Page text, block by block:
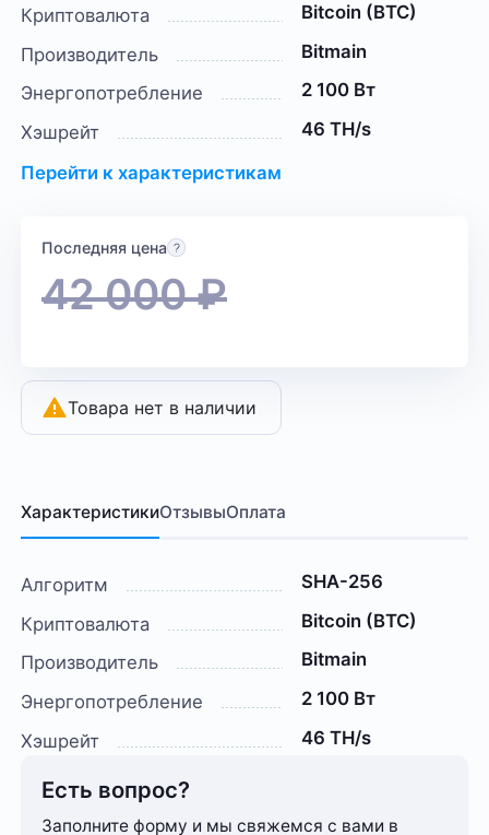
Криптовалюта
Bitcoin (BTC)
Производитель
Bitmain
Энергопотребление
2 100 Вт
Хэшрейт
46 TH/s
Перейти к характеристикам
Последняя цена
42 000₽
Товара нет в наличии
ХарактеристикиОтзывыОплата
Алгоритм
SHA-256
Криптовалюта
Bitcoin (BTC)
Производитель
Bitmain
Энергопотребление
2 100 Вт
Хэшрейт
46 TH/s
Есть вопрос?
Заполните форму и мы свяжемся с вами в